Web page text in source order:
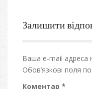
Залишити
Ваша e-mail адреса
Обов’язкові поля
Коментар *